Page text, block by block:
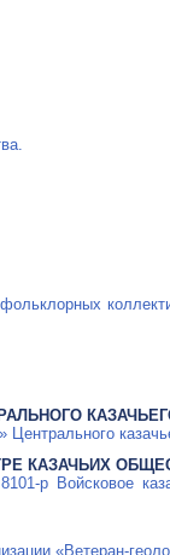
фольклорных
Центрального
КАЗАЧЬИХ
8101-р Войсковое
«Ветеран-